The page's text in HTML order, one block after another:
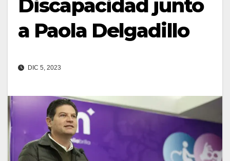
Discapacidad junto
a Paola Delgadillo
DIC 5, 2023